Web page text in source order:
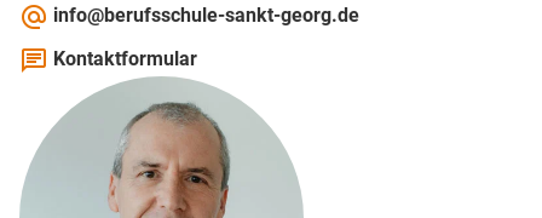
alternate_email info@berufsschule-sankt-georg.de
chat Kontaktformular